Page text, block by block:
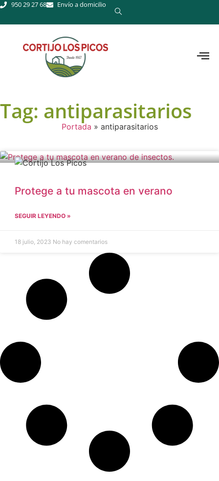
950 29 27 68 Envío a domicilio
Tag: antiparasitarios
Portada » antiparasitarios
Protege a tu mascota en verano
SEGUIR LEYENDO »
18 julio, 2023 No hay comentarios